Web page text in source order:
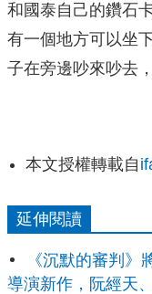
和國泰自己的鑽石
有一個地方可以坐
子在旁邊吵來吵去
本文授權轉載自
延伸閱讀
《沉默的審判》
導演新作，阮經天